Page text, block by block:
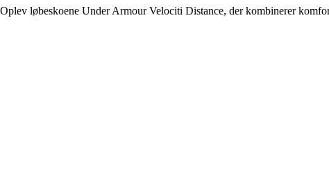
Oplev løbeskoene Under Armour Velociti Distance, der kombinerer